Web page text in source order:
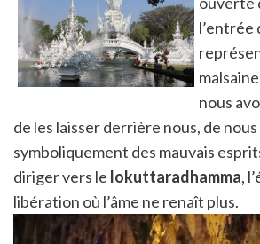
l’entrée
nous
de les laisser derrière nous, de
symboliquement des mauvais
diriger vers le lokuttaradhamma,
libération où l’âme ne renaît plus.